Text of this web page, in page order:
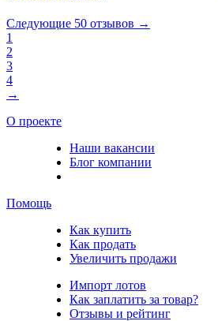
Следующие 50 отзывов →
1
2
3
4
→
О проекте
Наши вакансии
Блог компании
Помощь
Как купить
Как продать
Увеличить продажи
Импорт лотов
Как заплатить за товар?
Отзывы и рейтинг